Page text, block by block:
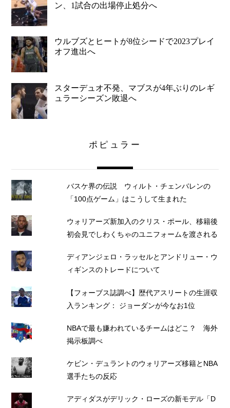
ン、1試合の出場停止処分へ
ウルブズとヒートが8位シードで2023プレイ
オフ進出へ
スターデュオ不発、マブスが4年ぶりのレギ
ュラーシーズン敗退へ
ポピュラー
バスケ界の伝説 ウィルト・チェンバレンの
「100点ゲーム」はこうして生まれた
ウォリアーズ新加入のクリス・ポール、移籍後
初会見でしわくちゃのユニフォームを渡される
ディアンジェロ・ラッセルとアンドリュー・ウ
ィギンスのトレードについて
【フォーブス誌調べ】歴代アスリートの生涯収
入ランキング： ジョーダンが今なお1位
NBAで最も嫌われているチームはどこ？ 海外
掲示板調べ
ケビン・デュラントのウォリアーズ移籍とNBA
選手たちの反応
アディダスがデリック・ローズの新モデル「D